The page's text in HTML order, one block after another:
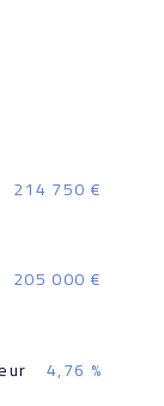
214 750 €
205 000 €
4,76 %